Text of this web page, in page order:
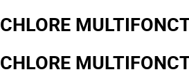
CHLORE
CHLORE